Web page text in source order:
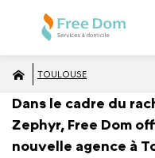
TOULOUSE
Dans le cadre du
Zephyr, Free Dom
nouvelle agence à